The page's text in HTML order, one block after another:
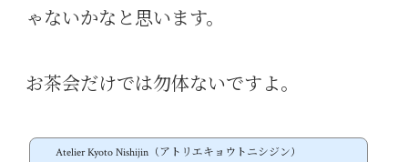
ゃないかなと思います。
お茶会だけでは勿体ないですよ。
Atelier Kyoto Nishijin（アトリエキョウトニシジン）